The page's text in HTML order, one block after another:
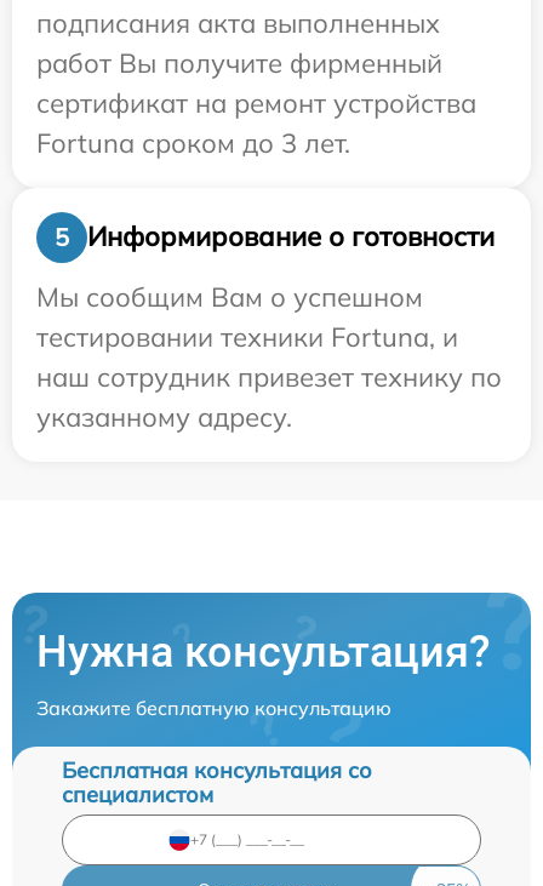
подписания акта выполненных
работ Вы получите фирменный
сертификат на ремонт устройства
Fortuna сроком до 3 лет.
5
Информирование о готовности
Мы сообщим Вам о успешном
тестировании техники Fortuna, и
наш сотрудник привезет технику по
указанному адресу.
Нужна консультация?
Закажите бесплатную консультацию
Бесплатная консультация со
специалистом